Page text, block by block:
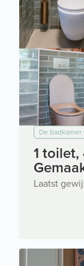
De badkamer
1
Laatst